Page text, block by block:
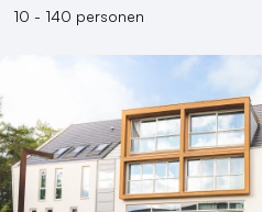
10 - 140 personen